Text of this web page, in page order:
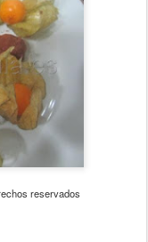
reservados